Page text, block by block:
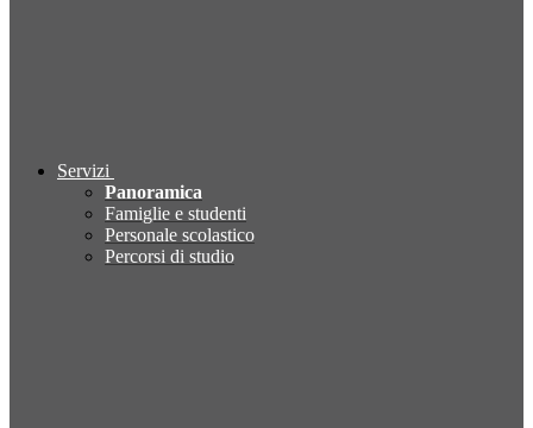
Servizi
Panoramica
Famiglie e studenti
Personale scolastico
Percorsi di studio